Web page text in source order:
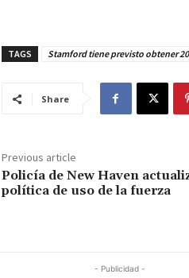
TAGS Stamford tiene previsto obtener
Share
Previous article
Policía de New Haven
política de uso de la fuerza
- Publicidad -